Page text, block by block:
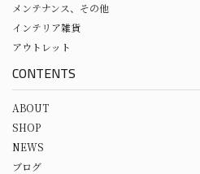
メンテナンス、その他
インテリア雑貨
アウトレット
CONTENTS
ABOUT
SHOP
NEWS
ブログ